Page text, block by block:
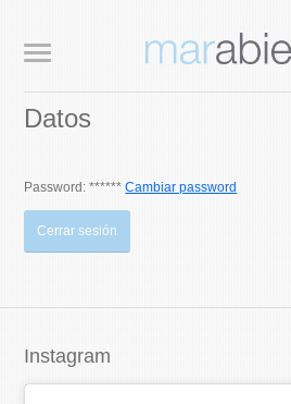
Datos
Password: ******Cambiar password
Cerrar sesión
Instagram